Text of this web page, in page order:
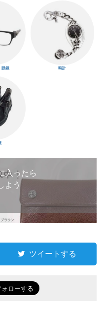
眼鏡 時計
入ったら
よう
ツイートする